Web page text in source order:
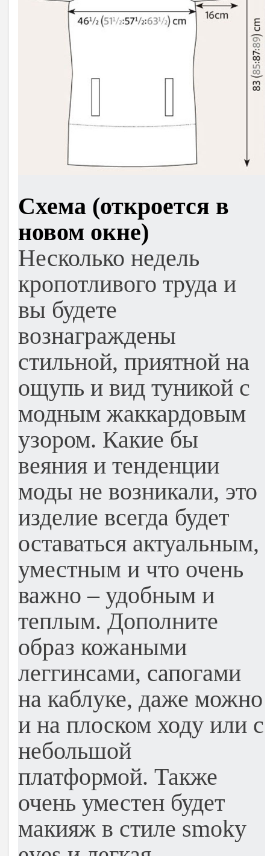
Схема (откроется в
новом окне)
Несколько недель
кропотливого труда и
вы будете
вознаграждены
стильной, приятной на
ощупь и вид туникой с
модным жаккардовым
узором. Какие бы
веяния и тенденции
моды не возникали, это
изделие всегда будет
оставаться актуальным,
уместным и что очень
важно – удобным и
теплым. Дополните
образ кожаными
леггинсами, сапогами
на каблуке, даже можно
и на плоском ходу или с
небольшой
платформой. Также
очень уместен будет
макияж в стиле smoky